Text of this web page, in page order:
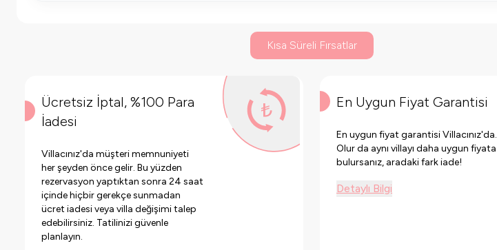
Kısa Süreli Fırsatlar
Ücretsiz İptal, %100 Para
İadesi
Villacınız'da müşteri memnuniyeti
her şeyden önce gelir. Bu yüzden
rezervasyon yaptıktan sonra 24 saat
içinde hiçbir gerekçe sunmadan
ücret iadesi veya villa değişimi talep
edebilirsiniz. Tatilinizi güvenle
planlayın.
En Uygun Fiyat Garantisi
En uygun fiyat garantisi Villacınız'da.
Olur da aynı villayı daha uygun fiyata
bulursanız, aradaki fark iade!
Detaylı Bilgi